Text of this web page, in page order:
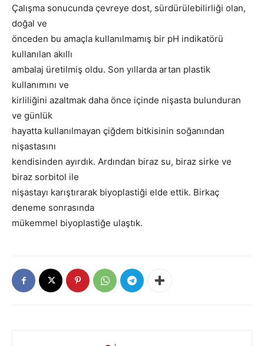
Çalışma sonucunda çevreye dost, sürdürülebilirliği olan,
doğal ve
önceden bu amaçla kullanılmamış bir pH indikatörü
kullanılan akıllı
ambalaj üretilmiş oldu. Son yıllarda artan plastik
kullanımını ve
kirliliğini azaltmak daha önce içinde nişasta bulunduran
ve günlük
hayatta kullanılmayan çiğdem bitkisinin soğanından
nişastasını
kendisinden ayırdık. Ardından biraz su, biraz sirke ve
biraz sorbitol ile
nişastayı karıştırarak biyoplastiği elde ettik. Birkaç
deneme sonrasında
mükemmel biyoplastiğe ulaştık.